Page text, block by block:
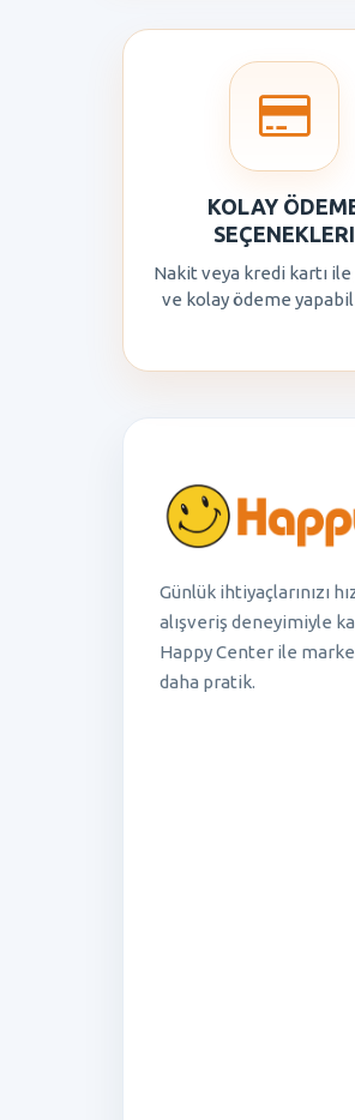
KOLAY
SEÇENEKLERI
Nakit veya kredi kartı
ve kolay ödeme
Günlük ihtiyaçlarınızı
alışveriş deneyimiyle
Happy Center ile
daha pratik.